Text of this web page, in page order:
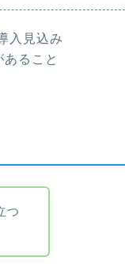
入見込み
ること
つ